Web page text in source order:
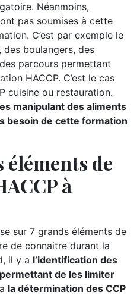
Néanmoins,
pas soumises à cette
C’est par exemple le
boulangers, des
parcours permettant
HACCP. C’est le cas
cuisine ou restauration.
manipulant des aliments
besoin de cette formation
éléments de
à
sur 7 grands éléments de
de connaitre durant la
il y a l’identification des
de les limiter
la détermination des CCP